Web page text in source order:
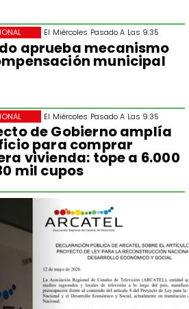
El Miércoles Pasado A Las 9:35
aprueba mecanismo
municipal
El Miércoles Pasado A Las 9:35
de Gobierno amplía
para comprar
vivienda: tope a 6.000
mil cupos